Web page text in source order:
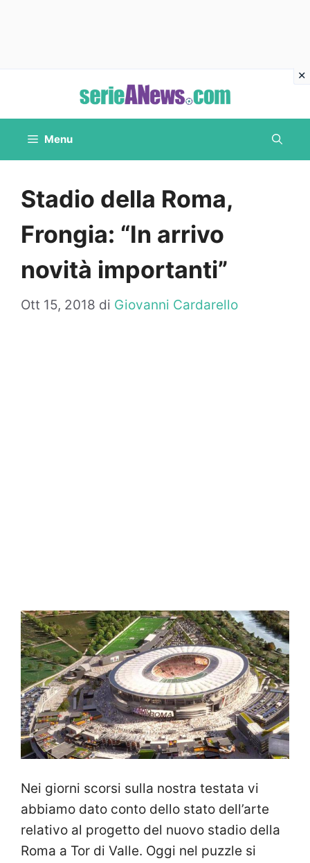
contenuto
Menu
Stadio della Roma,
Frongia: “In arrivo
novità importanti”
Ott 15, 2018 di Giovanni Cardarello
Nei giorni scorsi sulla nostra testata vi
abbiamo dato conto dello stato dell’arte
relativo al progetto del nuovo stadio della
Roma a Tor di Valle. Oggi nel puzzle si